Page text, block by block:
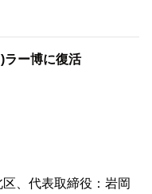
ラー博に復活
、代表取締役：岩岡